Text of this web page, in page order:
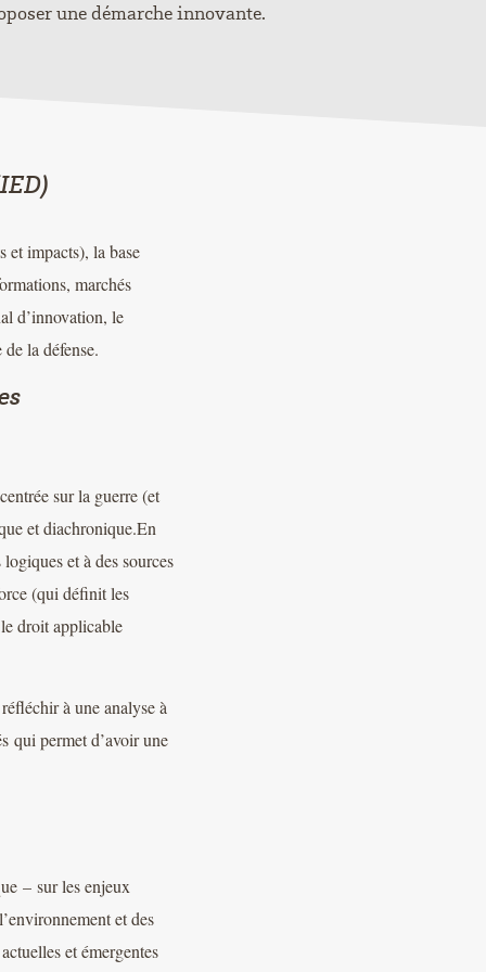
une démarche innovante.
et impacts), la base
marchés
d’innovation, le
la défense.
sur la guerre (et
et diachronique.En
et à des sources
(qui définit les
droit applicable
à une analyse à
qui permet d’avoir une
– sur les enjeux
et des
et émergentes